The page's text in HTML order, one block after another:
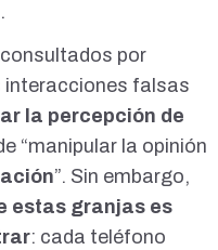
.
por
interacciones falsas
la percepción de
“manipular la opinión
”. Sin embargo,
estas granjas es
: cada teléfono